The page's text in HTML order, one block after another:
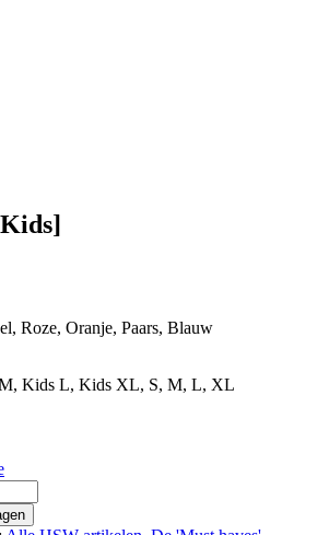
Roze, Oranje, Paars, Blauw
Kids L, Kids XL, S, M, L, XL